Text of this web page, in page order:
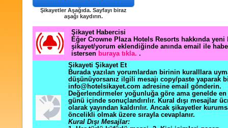
Şikayetler Aşağıda. Sayfayı biraz
aşağı kaydırın.
Şikayet Habercisi
Eğer Crowne Plaza Hotels Resorts hakkında yeni
şikayet/yorum eklendiğinde anında email ile
istersen buraya tıkla. .
Şikayeti Şikayet Et
Burada yazılan yorumlardan birinin kuralllara
düşünüyorsanız ilgili mesajı copy/paste yaparak
info@hotelsikayet.com adresine email gönderin.
Değerlendirmeler yoğunluğa göre ama genelde
günü içinde sonuçlandırılır. Kural dışı mesajlar
olarak yayından kaldırılır. Ancak şikayetler
öncelikli olmak üzere sırayla cevaplanır.
Kural Dışı Mesajlar: